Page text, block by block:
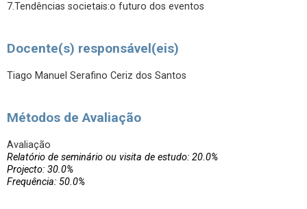
7.Tendências societais:o futuro dos eventos
Docente(s) responsável(eis)
Tiago Manuel Serafino Ceriz dos Santos
Métodos de Avaliação
Avaliação
Relatório de seminário ou visita de estudo: 20.0%
Projecto: 30.0%
Frequência: 50.0%